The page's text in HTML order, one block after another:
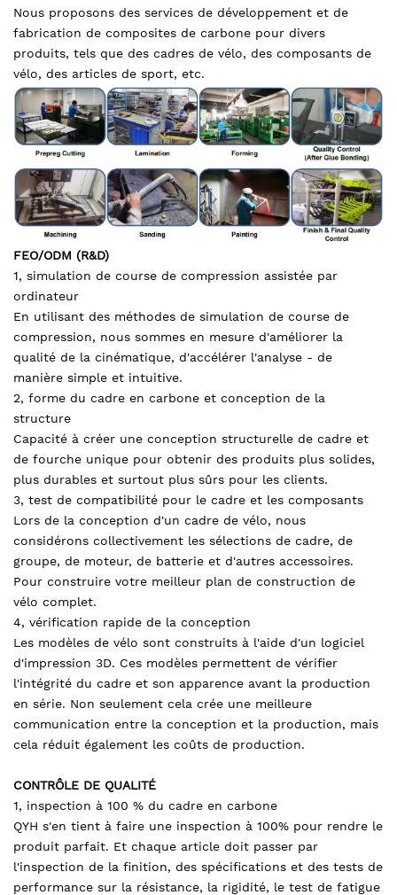
Nous proposons des services de développement et de
fabrication de composites de carbone pour divers
produits, tels que des cadres de vélo, des composants de
vélo, des articles de sport, etc.
FEO/ODM (R&D)
1, simulation de course de compression assistée par
ordinateur
En utilisant des méthodes de simulation de course de
compression, nous sommes en mesure d'améliorer la
qualité de la cinématique, d'accélérer l'analyse - de
manière simple et intuitive.
2, forme du cadre en carbone et conception de la
structure
Capacité à créer une conception structurelle de cadre et
de fourche unique pour obtenir des produits plus solides,
plus durables et surtout plus sûrs pour les clients.
3, test de compatibilité pour le cadre et les composants
Lors de la conception d'un cadre de vélo, nous
considérons collectivement les sélections de cadre, de
groupe, de moteur, de batterie et d'autres accessoires.
Pour construire votre meilleur plan de construction de
vélo complet.
4, vérification rapide de la conception
Les modèles de vélo sont construits à l'aide d'un logiciel
d'impression 3D. Ces modèles permettent de vérifier
l'intégrité du cadre et son apparence avant la production
en série. Non seulement cela crée une meilleure
communication entre la conception et la production, mais
cela réduit également les coûts de production.
CONTRÔLE DE QUALITÉ
1, inspection à 100 % du cadre en carbone
QYH s'en tient à faire une inspection à 100% pour rendre le
produit parfait. Et chaque article doit passer par
l'inspection de la finition, des spécifications et des tests de
performance sur la résistance, la rigidité, le test de fatigue